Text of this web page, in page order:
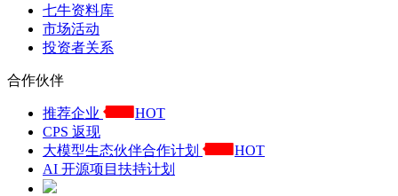
七牛资料库
市场活动
投资者关系
合作伙伴
推荐企业
HOT
CPS 返现
大模型生态伙伴合作计划
HOT
AI 开源项目扶持计划